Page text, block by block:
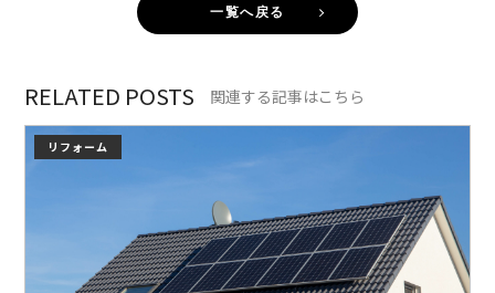
一覧へ戻る
RELATED POSTS 関連する記事はこちら
リフォーム